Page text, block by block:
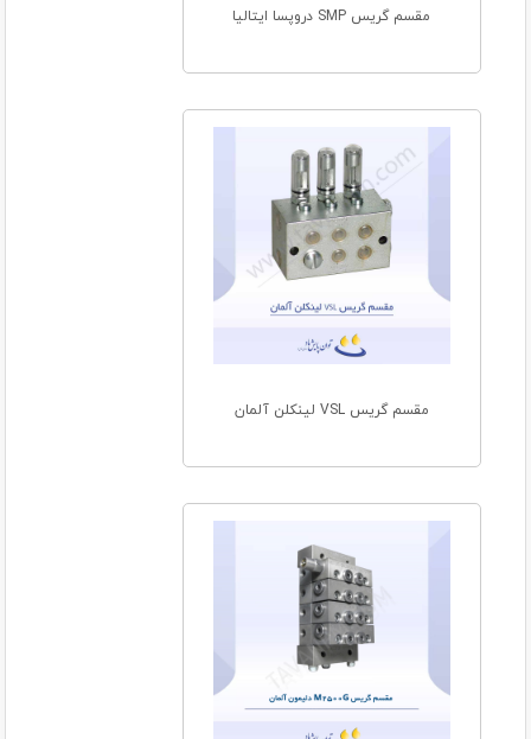
مقسم گریس SMP دروپسا ایتالیا
مقسم گریس VSL لینکلن آلمان